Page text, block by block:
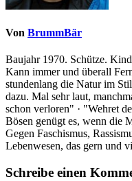
Von BrummBär
Baujahr 1970. Schütze.
Kann immer und überall
stundenlang die Natur im
dazu. Mal sehr laut,
schon verloren" · "Wehret
Bösen genügt es, wenn die
Gegen Faschismus,
Lebenwesen, das gern und
Schreibe einen